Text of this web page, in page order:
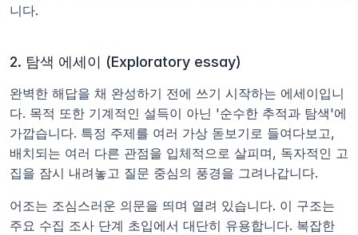
니다.
2. 탐색 에세이 (Exploratory essay)
완벽한 해답을 채 완성하기 전에 쓰기 시작하는 에세이입니
다. 목적 또한 기계적인 설득이 아닌 '순수한 추적과 탐색'에
가깝습니다. 특정 주제를 여러 가상 돋보기로 들여다보고,
배치되는 여러 다른 관점을 입체적으로 살피며, 독자적인 고
집을 잠시 내려놓고 질문 중심의 풍경을 그려나갑니다.
어조는 조심스러운 의문을 띄며 열려 있습니다. 이 구조는
주요 수집 조사 단계 초입에서 대단히 유용합니다. 복잡한